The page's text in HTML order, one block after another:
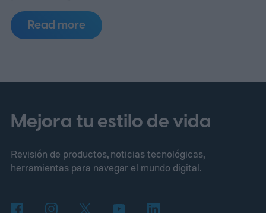
Estados Unidos preocupa especialmente
porque se ha vinculado a brotes masivos
laboratorio no siempre es sencilla.Qué es
Cyclospora
Read more
Mejora tu estilo de vida
Revisión de productos, noticias tecnológicas,
herramientas para navegar el mundo digital.